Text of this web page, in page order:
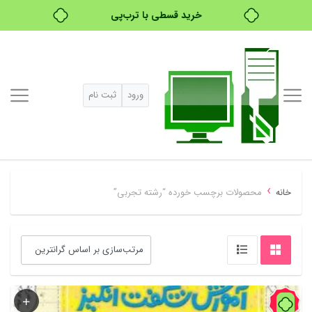
خرید قسطی با ترب‌پی
ورود ثبت نام
خانه › محصولات برچسب خورده “رشته تجربی”
60%